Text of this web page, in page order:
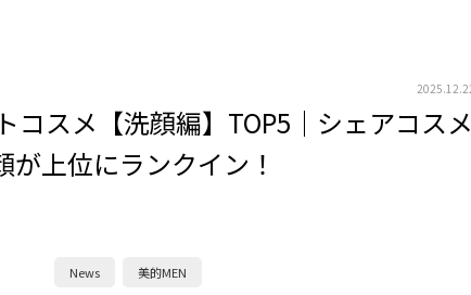
コスメ【洗顔編】TOP5｜シェアコスメ
上位にランクイン！
News 美的MEN